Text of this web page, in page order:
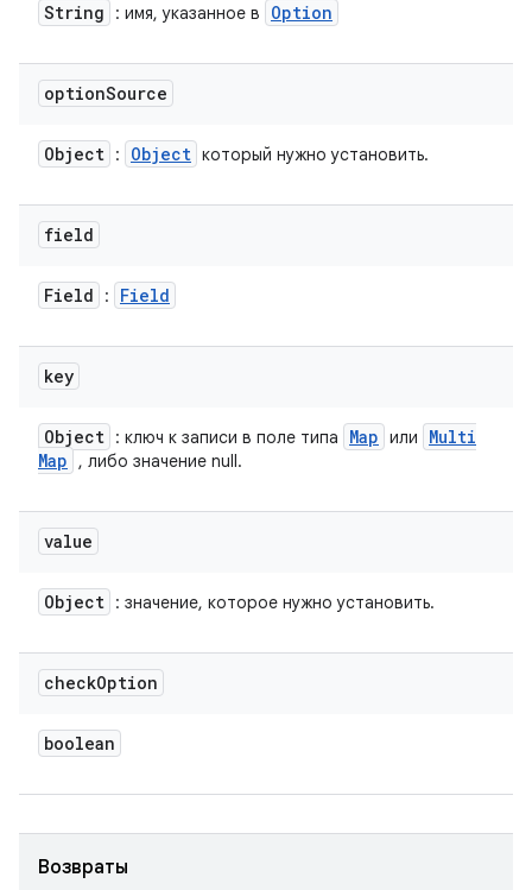
String : имя, указанное в Option
optionSource
Object : Object который нужно установить.
field
Field : Field
key
Object : ключ к записи в поле типа Map или
Multi
Map
, либо значение null.
value
Object : значение, которое нужно установить.
checkOption
boolean
Возвраты